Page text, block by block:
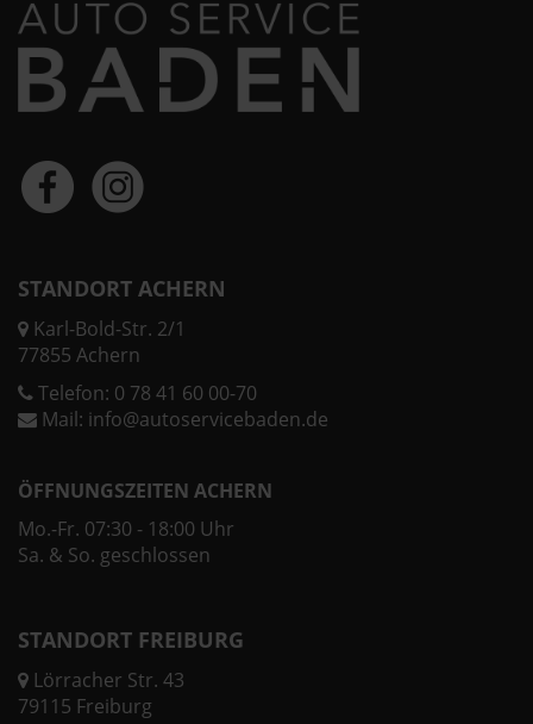
STANDORT ACHERN
Karl-Bold-Str. 2/1
77855 Achern
Telefon: 0 78 41 60 00-70
Mail: info@autoservicebaden.de
ÖFFNUNGSZEITEN ACHERN
Mo.-Fr. 07:30 - 18:00 Uhr
Sa. & So. geschlossen
STANDORT FREIBURG
Lörracher Str. 43
79115 Freiburg